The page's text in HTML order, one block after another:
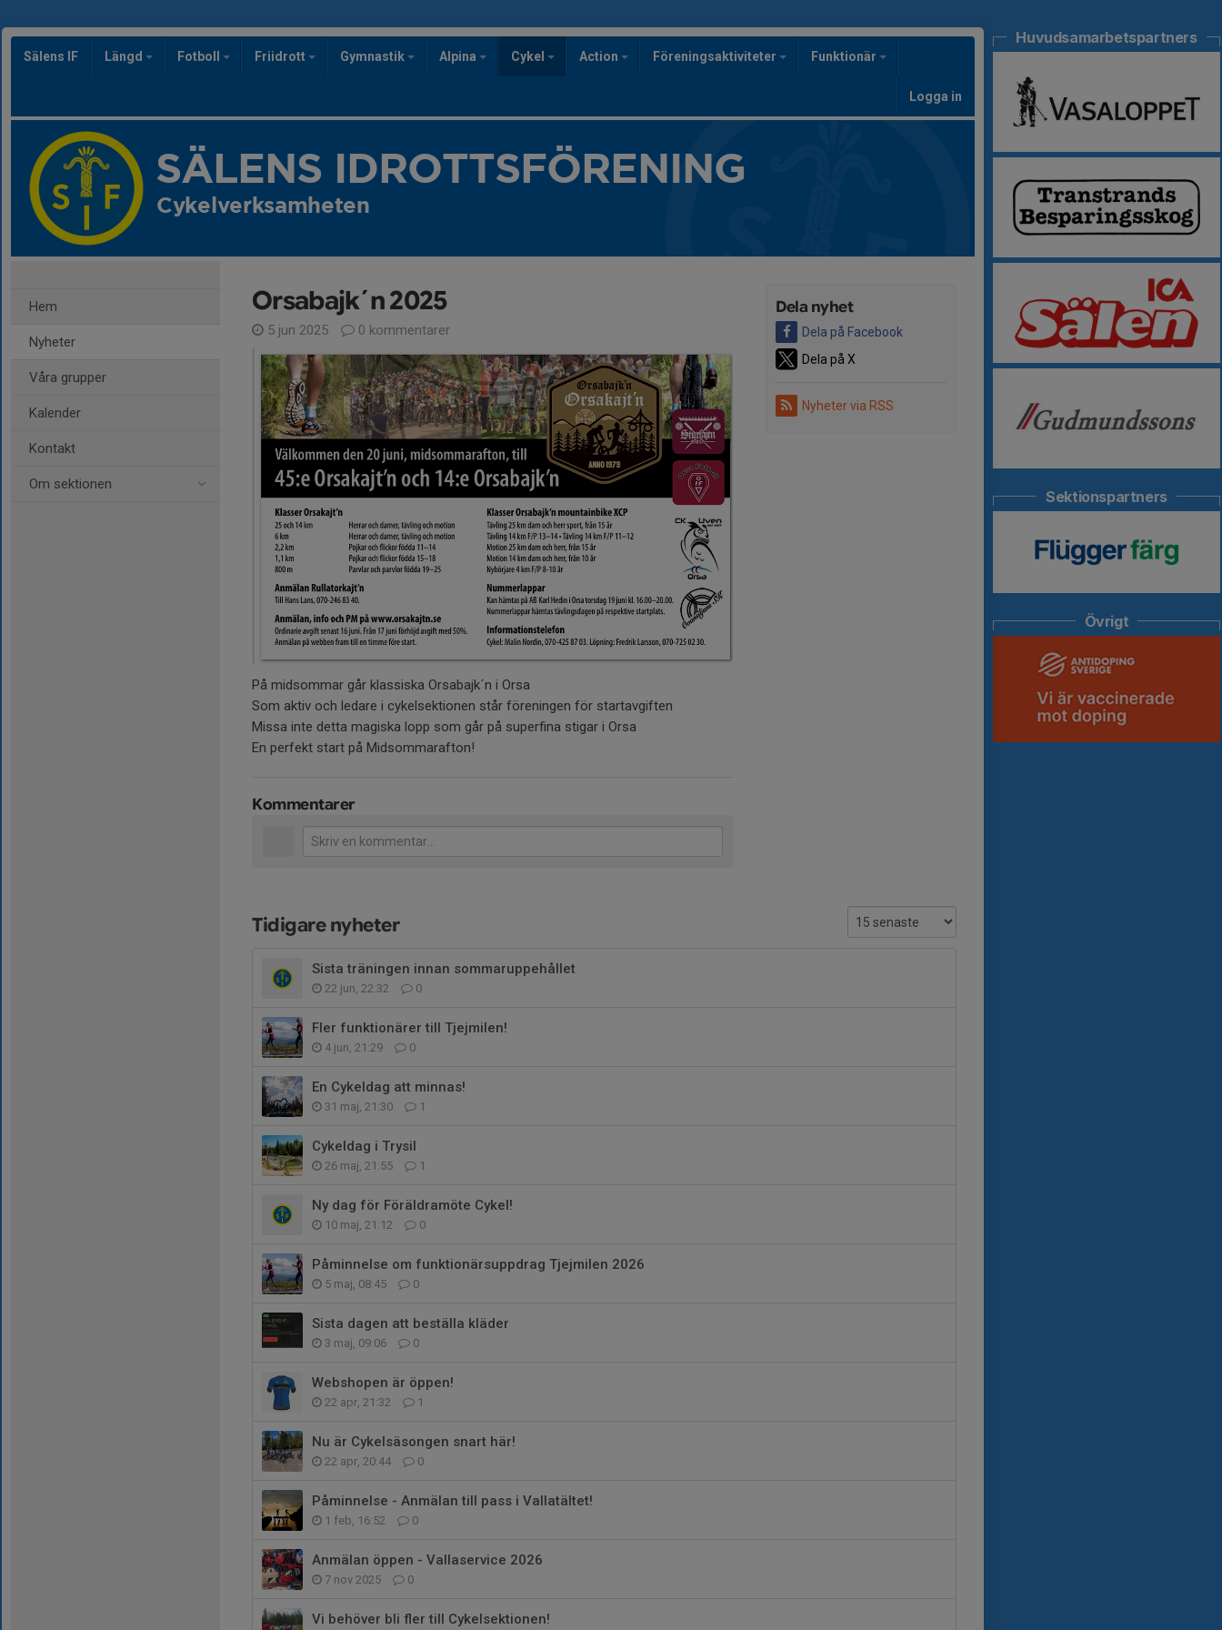
Sälens IF Längd Fotboll Friidrott Gymnastik Alpina Cykel Action Föreningsaktiviteter Funktionär
Logga in
SÄLENS IDROTTSFÖRENING
Cykelverksamheten
Hem
Nyheter
Våra grupper
Kalender
Kontakt
Om sektionen
Dela nyhet
Dela på Facebook
Dela på X
Nyheter via RSS
Orsabajk´n 2025
5 jun 2025 0 kommentarer
På midsommar går klassiska Orsabajk´n i Orsa
Som aktiv och ledare i cykelsektionen står föreningen för startavgiften
Missa inte detta magiska lopp som går på superfina stigar i Orsa
En perfekt start på Midsommarafton!
Kommentarer
Tidigare nyheter
Sista träningen innan sommaruppehållet
22 jun, 22:32 0
Fler funktionärer till Tjejmilen!
4 jun, 21:29 0
En Cykeldag att minnas!
31 maj, 21:30 1
Cykeldag i Trysil
26 maj, 21:55 1
Ny dag för Föräldramöte Cykel!
10 maj, 21:12 0
Påminnelse om funktionärsuppdrag Tjejmilen 2026
5 maj, 08:45 0
Sista dagen att beställa kläder
3 maj, 09:06 0
Webshopen är öppen!
22 apr, 21:32 1
Nu är Cykelsäsongen snart här!
22 apr, 20:44 0
Påminnelse - Anmälan till pass i Vallatältet!
1 feb, 16:52 0
Anmälan öppen - Vallaservice 2026
7 nov 2025 0
Vi behöver bli fler till Cykelsektionen!
Huvudsamarbetspartners
Sektionspartners
Övrigt